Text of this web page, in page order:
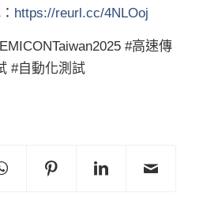
https://reurl.cc/4NLOoj
#高速傳
#自動化測試